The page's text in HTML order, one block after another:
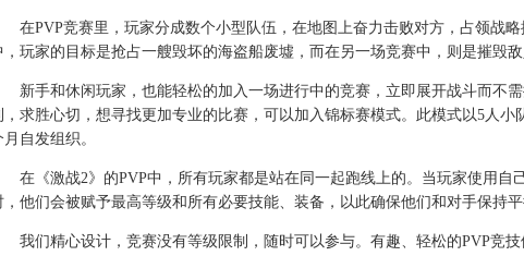
PVP竞赛里，玩家分成数个小型队伍，在地图上奋力击败对方，占领战略
，玩家的目标是抢占一艘毁坏的海盗船废墟，而在另一场竞赛中，则是摧毁敌
手和休闲玩家，也能轻松的加入一场进行中的竞赛，立即展开战斗而不需
，求胜心切，想寻找更加专业的比赛，可以加入锦标赛模式。此模式以5人小
月自发组织。
《激战2》的PVP中，所有玩家都是站在同一起跑线上的。当玩家使用自
，他们会被赋予最高等级和所有必要技能、装备，以此确保他们和对手保持平
们精心设计，竞赛没有等级限制，随时可以参与。有趣、轻松的PVP竞技